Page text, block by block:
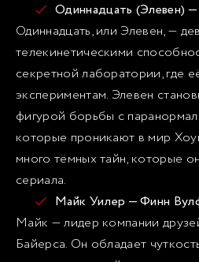
Одиннадцать (Элевен)
Одиннадцать, или Элевен, —
телекинетическими
секретной лаборатории, где
экспериментам. Элевен
фигурой борьбы с
которые проникают в мир
много тёмных тайн, которые
сериала.
Майк Уилер — Финн
Майк — лидер компании
Байерса. Он обладает